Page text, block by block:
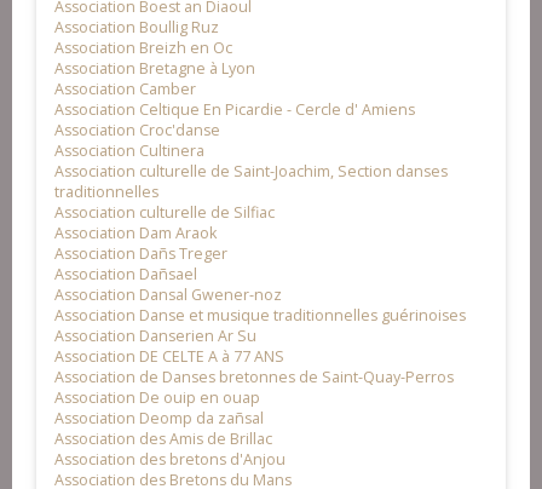
Association Boest an Diaoul
Association Boullig Ruz
Association Breizh en Oc
Association Bretagne à Lyon
Association Camber
Association Celtique En Picardie - Cercle d' Amiens
Association Croc'danse
Association Cultinera
Association culturelle de Saint-Joachim, Section danses
traditionnelles
Association culturelle de Silfiac
Association Dam Araok
Association Dañs Treger
Association Dañsael
Association Dansal Gwener-noz
Association Danse et musique traditionnelles guérinoises
Association Danserien Ar Su
Association DE CELTE A à 77 ANS
Association de Danses bretonnes de Saint-Quay-Perros
Association De ouip en ouap
Association Deomp da zañsal
Association des Amis de Brillac
Association des bretons d'Anjou
Association des Bretons du Mans